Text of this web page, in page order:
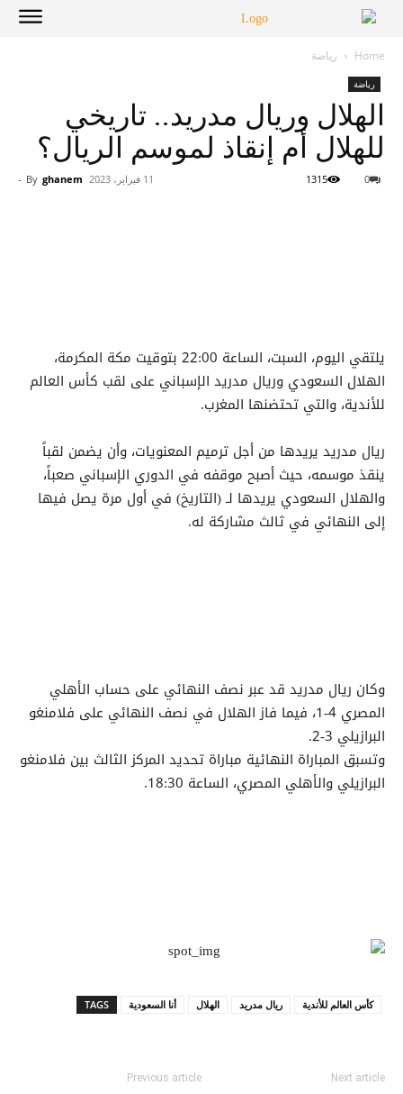
Home رياضة
رياضة
الهلال وريال مدريد.. تاريخي
للهلال أم إنقاذ لموسم الريال؟
By ghanem
- 11 فبراير، 2023 0
1315
يلتقي اليوم، السبت، الساعة 22:00 بتوقيت مكة المكرمة،
الهلال السعودي وريال مدريد الإسباني على لقب كأس العالم
للأندية، والتي تحتضنها المغرب.
ريال مدريد يريدها من أجل ترميم المعنويات، وأن يضمن لقباً
ينقذ موسمه، حيث أصبح موقفه في الدوري الإسباني صعباً،
والهلال السعودي يريدها لـ (التاريخ) في أول مرة يصل فيها
إلى النهائي في ثالث مشاركة له.
وكان ريال مدريد قد عبر نصف النهائي على حساب الأهلي
المصري 4-1، فيما فاز الهلال في نصف النهائي على فلامنغو
البرازيلي 3-2.
وتسبق المباراة النهائية مباراة تحديد المركز الثالث بين فلامنغو
البرازيلي والأهلي المصري، الساعة 18:30.
TAGS أنا السعودية الهلال ريال مدريد كأس العالم للأندية
Previous article Next article